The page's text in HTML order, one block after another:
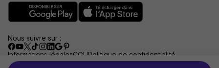
Nous suivre sur :
Informations légalesCGUPolitique de confidentialité
Gérer les traceursAccessibilité : non conforme